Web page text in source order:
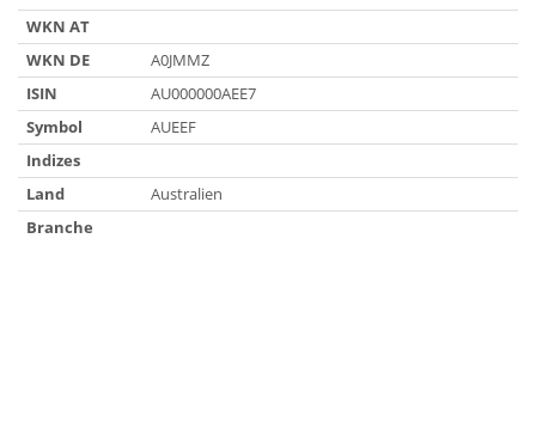
WKN AT
WKN DE
A0JMMZ
ISIN
AU000000AEE7
Symbol
AUEEF
Indizes
Land
Australien
Branche